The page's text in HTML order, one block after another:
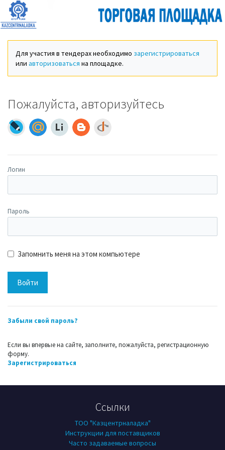
Для участия в тендерах необходимо зарегистрироваться
или авторизоваться на площадке.
Пожалуйста, авторизуйтесь
Логин
Пароль
Запомнить меня на этом компьютере
Забыли свой пароль?
Если вы впервые на сайте, заполните, пожалуйста, регистрационную
форму.
Зарегистрироваться
Ссылки
ТОО "Казцентрналадка"
Инструкции для поставщиков
Часто задаваемые вопросы